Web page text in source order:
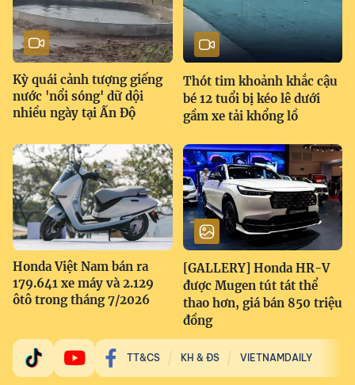
Kỳ quái cảnh tượng giếng
nước 'nổi sóng' dữ dội
nhiều ngày tại Ấn Độ
Thót tim khoảnh khắc cậu
bé 12 tuổi bị kéo lê dưới
gầm xe tải khổng lồ
Honda Việt Nam bán ra
179.641 xe máy và 2.129
ôtô trong tháng 7/2026
[GALLERY] Honda HR-V
được Mugen tút tát thể
thao hơn, giá bán 850 triệu
đồng
TT&CS KH & ĐS VIETNAMDAILY